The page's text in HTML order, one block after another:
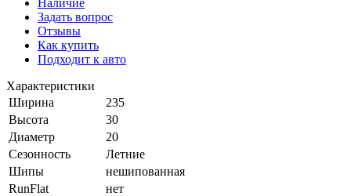
Задать вопрос
Отзывы
Как купить
Подходит к авто
Характеристики
Ширина
235
Высота
30
Диаметр
20
Сезонность
Летние
Шипы
нешипованная
RunFlat
нет